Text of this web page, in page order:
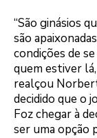
“São ginásios
são
condições de
quem estiver
realçou
decidido que o
Foz chegar à
ser uma opção